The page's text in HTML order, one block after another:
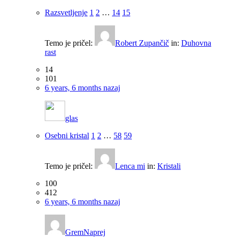
Razsvetljenje 1 2 … 14 15
Temo je pričel: Robert Zupančič in: Duhovna
rast
14
101
6 years, 6 months nazaj
glas
Osebni kristal 1 2 … 58 59
Temo je pričel: Lenca mi in: Kristali
100
412
6 years, 6 months nazaj
GremNaprej